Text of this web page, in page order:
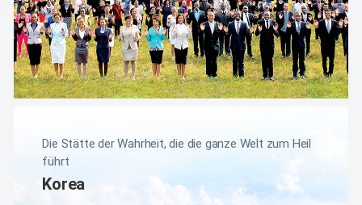
Die Stätte der Wahrheit, die die ganze Welt zum Heil
führt
Korea